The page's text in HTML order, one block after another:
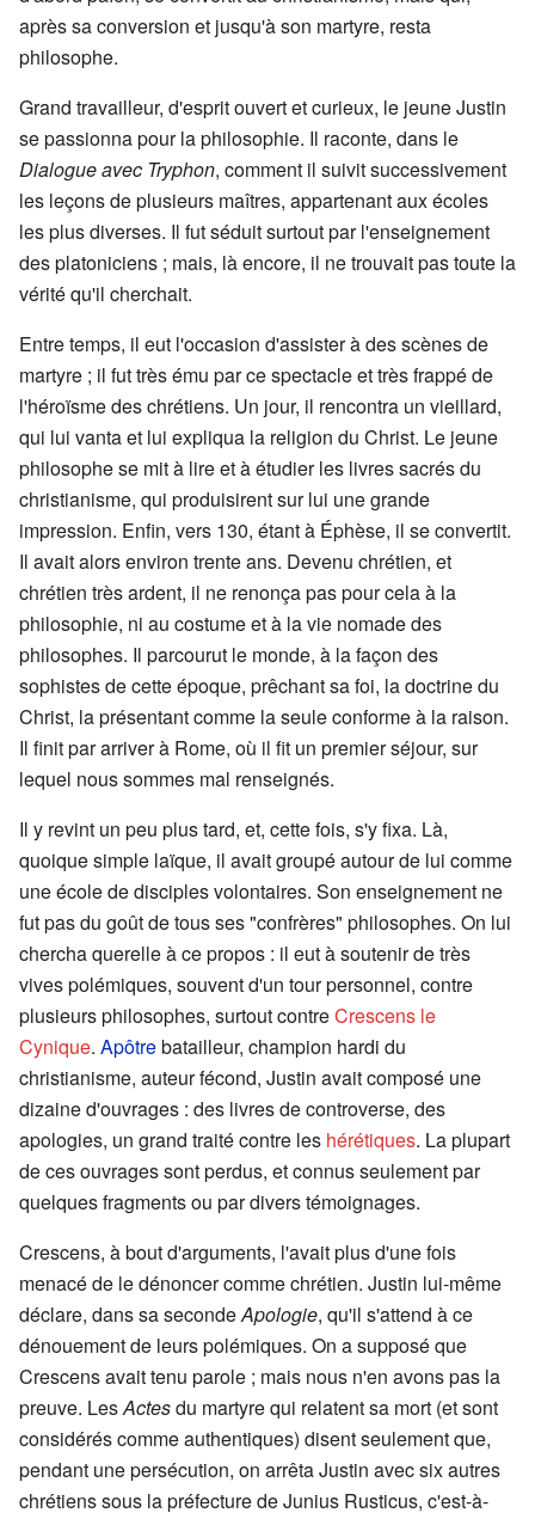
après sa conversion et jusqu'à son martyre, resta
philosophe.
Grand travailleur, d'esprit ouvert et curieux, le jeune Justin
se passionna pour la philosophie. Il raconte, dans le
Dialogue avec Tryphon, comment il suivit successivement
les leçons de plusieurs maîtres, appartenant aux écoles
les plus diverses. Il fut séduit surtout par l'enseignement
des platoniciens ; mais, là encore, il ne trouvait pas toute la
vérité qu'il cherchait.
Entre temps, il eut l'occasion d'assister à des scènes de
martyre ; il fut très ému par ce spectacle et très frappé de
l'héroïsme des chrétiens. Un jour, il rencontra un vieillard,
qui lui vanta et lui expliqua la religion du Christ. Le jeune
philosophe se mit à lire et à étudier les livres sacrés du
christianisme, qui produisirent sur lui une grande
impression. Enfin, vers 130, étant à Éphèse, il se convertit.
Il avait alors environ trente ans. Devenu chrétien, et
chrétien très ardent, il ne renonça pas pour cela à la
philosophie, ni au costume et à la vie nomade des
philosophes. Il parcourut le monde, à la façon des
sophistes de cette époque, prêchant sa foi, la doctrine du
Christ, la présentant comme la seule conforme à la raison.
Il finit par arriver à Rome, où il fit un premier séjour, sur
lequel nous sommes mal renseignés.
Il y revint un peu plus tard, et, cette fois, s'y fixa. Là,
quoique simple laïque, il avait groupé autour de lui comme
une école de disciples volontaires. Son enseignement ne
fut pas du goût de tous ses "confrères" philosophes. On lui
chercha querelle à ce propos : il eut à soutenir de très
vives polémiques, souvent d'un tour personnel, contre
plusieurs philosophes, surtout contreCrescens le
Cynique. Apôtrebatailleur, champion hardi du
christianisme, auteur fécond, Justin avait composé une
dizaine d'ouvrages : des livres de controverse, des
apologies, un grand traité contre les hérétiques. La plupart
de ces ouvrages sont perdus, et connus seulement par
quelques fragments ou par divers témoignages.
Crescens, à bout d'arguments, l'avait plus d'une fois
menacé de le dénoncer comme chrétien. Justin lui-même
déclare, dans sa secondeApologie, qu'il s'attend à ce
dénouement de leurs polémiques. On a supposé que
Crescens avait tenu parole ; mais nous n'en avons pas la
preuve. LesActesdu martyre qui relatent sa mort (et sont
considérés comme authentiques) disent seulement que,
pendant une persécution, on arrêta Justin avec six autres
chrétiens sous la préfecture de Junius Rusticus, c'est-à-